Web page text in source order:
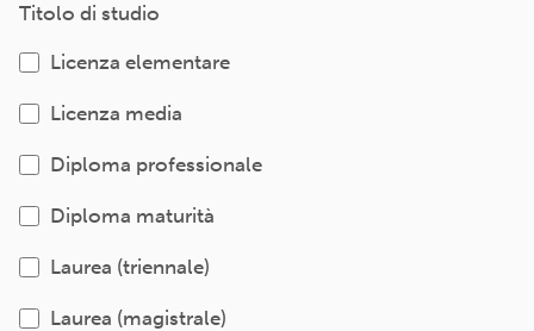
Titolo di studio
Licenza elementare
Licenza media
Diploma professionale
Diploma maturità
Laurea (triennale)
Laurea (magistrale)